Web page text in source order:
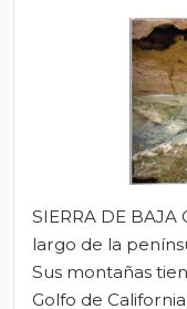
SIERRA DE BAJA
largo de la
Sus montañas
Golfo de